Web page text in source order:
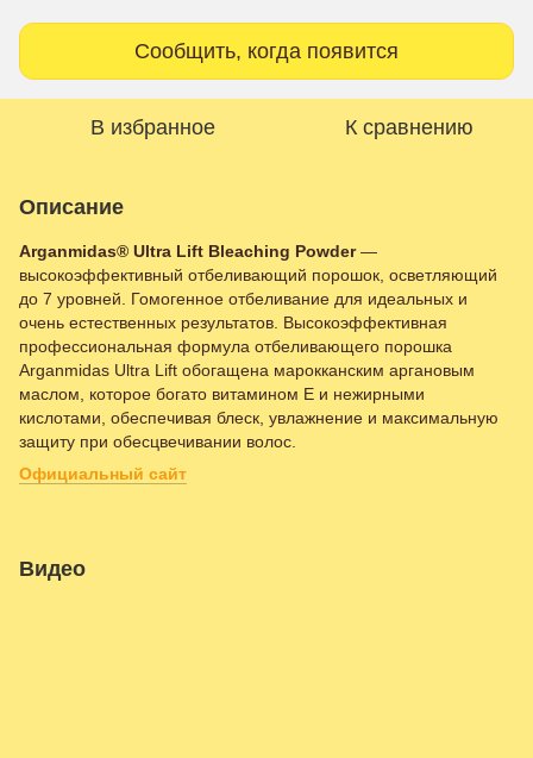
Сообщить, когда появится
В избранное К сравнению
Описание
Arganmidas® Ultra Lift Bleaching Powder—
высокоэффективный отбеливающий порошок, осветляющий
до 7 уровней. Гомогенное отбеливание для идеальных и
очень естественных результатов. Высокоэффективная
профессиональная формула отбеливающего порошка
Arganmidas Ultra Lift обогащена марокканским аргановым
маслом, которое богато витамином Е и нежирными
кислотами, обеспечивая блеск, увлажнение и максимальную
защиту при обесцвечивании волос.
Официальный сайт
Видео